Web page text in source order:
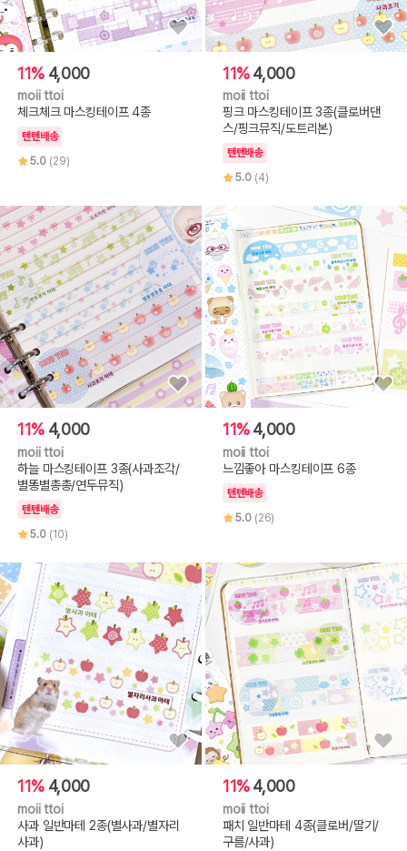
11% 4,000
moii ttoi
체크체크 마스킹테이프 4종
텐텐배송
5.0 (29)
11%4,000
moii ttoi
핑크 마스킹테이프 3종(클로버댄
스/핑크뮤직/도트리본)
텐텐배송
5.0 (4)
11% 4,000
moii ttoi
하늘 마스킹테이프 3종(사과조각/
별똥별총총/연두뮤직)
텐텐배송
5.0 (10)
11%4,000
moii ttoi
느낌좋아 마스킹테이프 6종
텐텐배송
5.0 (26)
11% 4,000
moii ttoi
사과 일반마테 2종(별사과/별자리
사과)
11%4,000
moii ttoi
패치 일반마테 4종(클로버/딸기/
구름/사과)